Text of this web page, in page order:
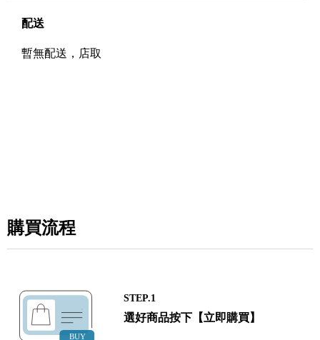
配送
暫無配送，店取
購買流程
STEP.1
選好商品按下【立即購買】